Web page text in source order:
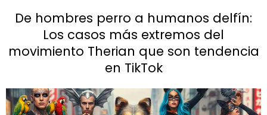
De hombres perro a humanos delfín:
Los casos más extremos del
movimiento Therian que son tendencia
en TikTok